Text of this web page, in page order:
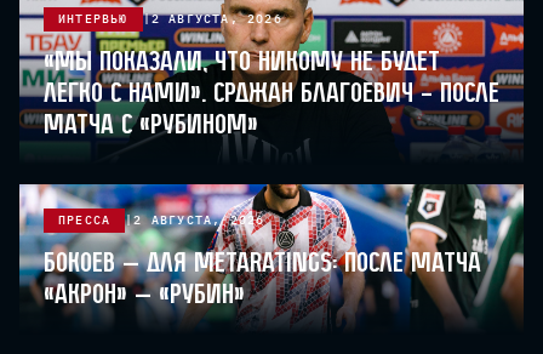
ИНТЕРВЬЮ 2 АВГУСТА, 2026
«Мы показали, что никому не будет
легко с нами». Срджан Благоевич – после
матча с «Рубином»
ПРЕССА 2 АВГУСТА, 2026
Бокоев — для Metaratings: после матча
«Акрон» — «Рубин»